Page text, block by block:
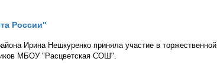
России"
Ирина Нешкуренко приняла участие в торжественной
МБОУ "Расцветская СОШ".